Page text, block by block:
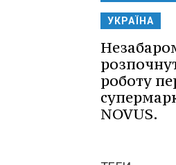
УКРАЇНА
роботу
NOVUS.